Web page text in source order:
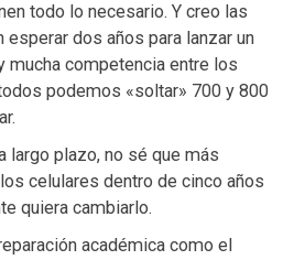
todo lo necesario. Y creo las
esperar dos años para lanzar un
mucha competencia entre los
podemos «soltar» 700 y 800
largo plazo, no sé que más
celulares dentro de cinco años
quiera cambiarlo.
académica como el